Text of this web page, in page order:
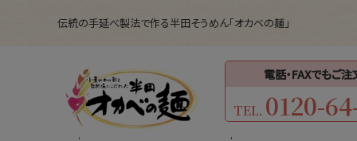
伝統の手延べ製法で作る半田そうめん「オカベの麺」
電話・FAXでもご
TEL. 0120-